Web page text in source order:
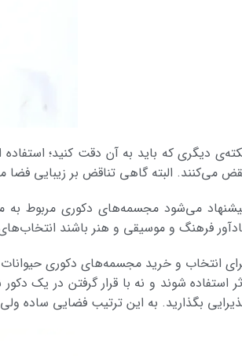
دیگری که باید به آن دقت کنید؛
می­‌کنند. البته گاهی تناقض بر زیبایی
می­‌شود مجسمه‌­های دکوری مربوط به
فرهنگ و موسیقی و هنر باشند
استفاده شوند و نه با قرار گرفتن در یک
بگذارید. به این ترتیب فضایی ساده